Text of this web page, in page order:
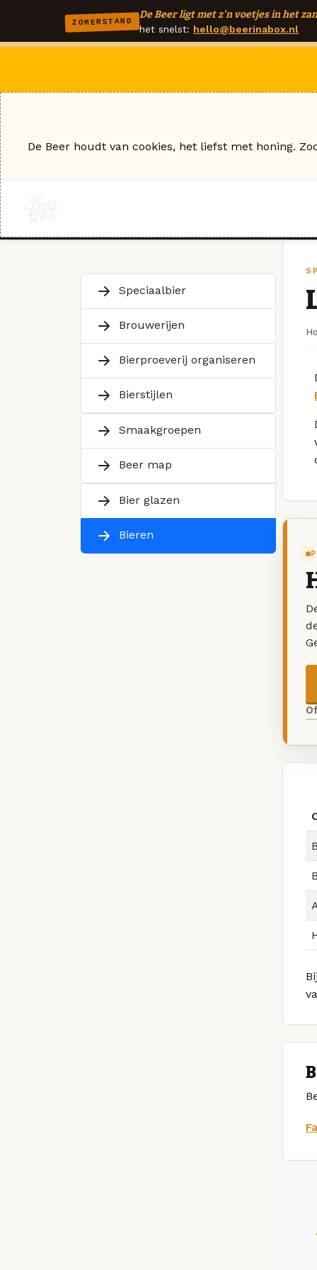
ZOMERSTAND
De Beer ligt met z'n voetjes in het
het snelst: hello@beerinabox.nl
Speciaalbier
Brouwerijen
Bierproeverij organiseren
Bierstijlen
Smaakgroepen
Beer map
Bier glazen
Bieren
De Beer houdt van cookies, het liefst met honing.